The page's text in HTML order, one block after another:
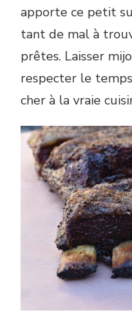
apporte ce petit
tant de mal à
prêtes. Laisser
respecter le
cher à la vraie